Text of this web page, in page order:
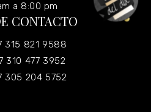
a 8:00 pm
CONTACTO
315 821 9588
310 477 3952
305 204 5752